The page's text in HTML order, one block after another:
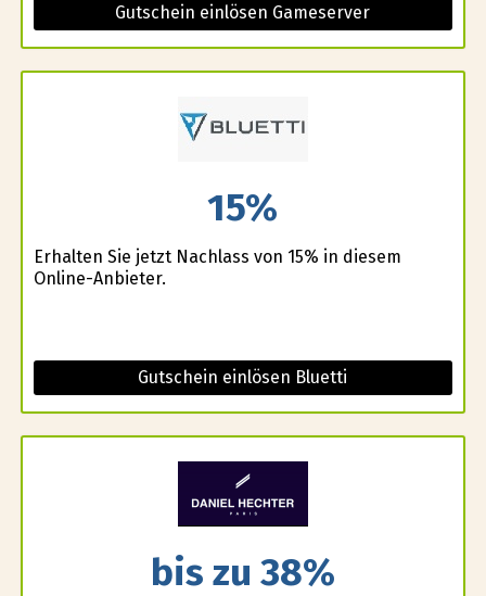
Gutschein einlösen Gameserver
15%
Erhalten Sie jetzt Nachlass von 15% in diesem
Online-Anbieter.
Gutschein einlösen Bluetti
bis zu 38%